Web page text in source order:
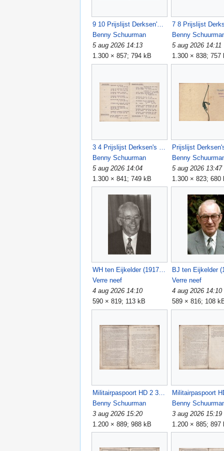
9 10 Prijslijst Derksen's groothandel 1954.jpg
Benny Schuurman
5 aug 2026 14:13
1.300 × 857; 794 kB
Benny
5 aug 2026 14:11
1.300 × 838; 757
Benny Schuurman
5 aug 2026 14:04
1.300 × 841; 749 kB
Benny
5 aug 2026 13:47
1.300 × 823; 680
WH ten Eijkelder (1917-2004).jpg
Verre neef
4 aug 2026 14:10
590 × 819; 113 kB
Verre neef
4 aug 2026 14:10
589 × 816; 108
Benny Schuurman
3 aug 2026 15:20
1.200 × 889; 988 kB
Benny
3 aug 2026 15:19
1.200 × 885; 897